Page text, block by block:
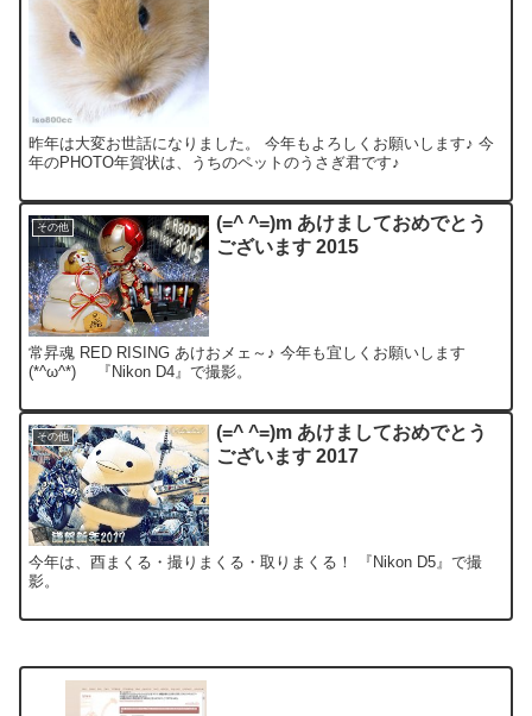
昨年は大変お世話になりました。 今年もよろしくお願いします♪ 今
年のPHOTO年賀状は、うちのペットのうさぎ君です♪
その他
(=^ ^=)m あけましておめでとう
ございます 2015
常昇魂 RED RISING あけおメェ～♪ 今年も宜しくお願いします
(*^ω^*)ゞ 『Nikon D4』で撮影。
その他
(=^ ^=)m あけましておめでとう
ございます 2017
今年は、酉まくる・撮りまくる・取りまくる！ 『Nikon D5』で撮
影。